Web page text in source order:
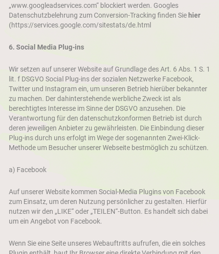
„www.googleadservices.com“ blockiert werden. Googles
Datenschutzbelehrung zum Conversion-Tracking finden Sie hier
(https://services.google.com/sitestats/de.html
6. Social Media Plug-ins
Wir setzen auf unserer Website auf Grundlage des Art. 6 Abs. 1 S. 1
lit. f DSGVO Social Plug-ins der sozialen Netzwerke Facebook,
Twitter und Instagram ein, um unseren Betrieb hierüber bekannter
zu machen. Der dahinterstehende werbliche Zweck ist als
berechtigtes Interesse im Sinne der DSGVO anzusehen. Die
Verantwortung für den datenschutzkonformen Betrieb ist durch
deren jeweiligen Anbieter zu gewährleisten. Die Einbindung dieser
Plug-ins durch uns erfolgt im Wege der sogenannten Zwei-Klick-
Methode um Besucher unserer Webseite bestmöglich zu schützen.
a) Facebook
Auf unserer Website kommen Social-Media Plugins von Facebook
zum Einsatz, um deren Nutzung persönlicher zu gestalten. Hierfür
nutzen wir den „LIKE“ oder „TEILEN“-Button. Es handelt sich dabei
um ein Angebot von Facebook.
Wenn Sie eine Seite unseres Webauftritts aufrufen, die ein solches